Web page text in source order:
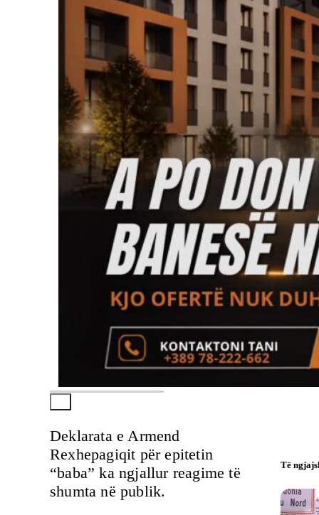
Deklarata e Armend
Rexhepagiqit për epitetin
“baba” ka ngjallur reagime të
shumta në publik.
Të